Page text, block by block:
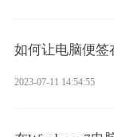
如何让电脑便签
2023-07-11 14:54:55